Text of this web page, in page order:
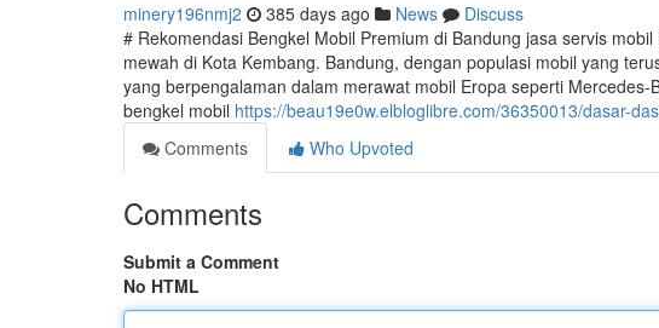
minery196nmj2 385 days ago News
Discuss
# Rekomendasi Bengkel Mobil Premium di Bandung jasa servis
mewah di Kota Kembang. Bandung, dengan populasi mobil yang
yang berpengalaman dalam merawat mobil Eropa seperti
bengkel mobil https://beau19e0w.elbloglibre.com/36350013/dasar-
Comments
Who Upvoted
Comments
Submit a Comment
No HTML